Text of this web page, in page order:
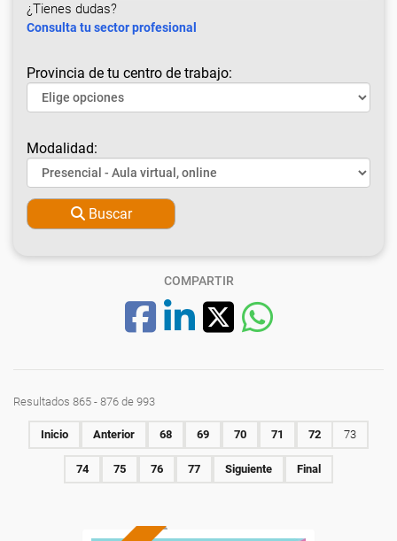
¿Tienes dudas?
Consulta tu sector profesional
Provincia de tu centro de trabajo:
Modalidad:
Buscar
COMPARTIR
Resultados 865 - 876 de 993
Inicio Anterior 68 69 70 71 72 73
74 75 76 77 Siguiente Final